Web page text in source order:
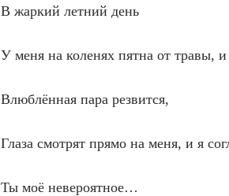
В жаркий летний день
У меня на коленях пятна от травы, и
Влюблённая пара резвится,
Глаза смотрят прямо на меня, и я
Ты моё невероятное…